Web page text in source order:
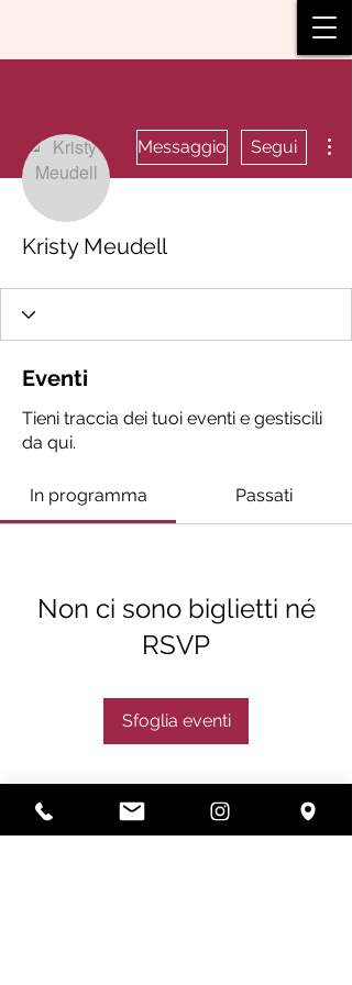
Messaggio Segui
Kristy Meudell
Eventi
Tieni traccia dei tuoi eventi e gestiscili
da qui.
In programma Passati
Non ci sono biglietti né
RSVP
Sfoglia eventi
Subscribe